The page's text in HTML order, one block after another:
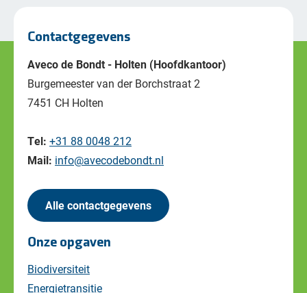
Contactgegevens
Aveco de Bondt - Holten (Hoofdkantoor)
Burgemeester van der Borchstraat 2
7451 CH Holten
Tel: +31 88 0048 212
Mail: info@avecodebondt.nl
Alle contactgegevens
Onze opgaven
Biodiversiteit
Energietransitie